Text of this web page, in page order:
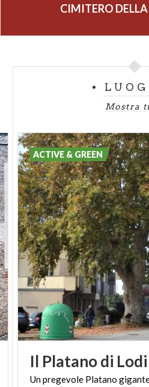
CIMITERO
Mostra
Il Platanodi Lodi
Unpregevole Platano
ACTIVE & GREEN